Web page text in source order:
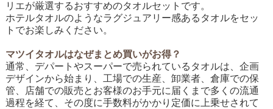
リエが厳選するおすすめのタオルセットです。
ホテルタオルのようなラグジュアリー感あるタオルをセッ
トでお楽しみください。
マツイタオルはなぜまとめ買いがお得？
通常、デパートやスーパーで売られているタオルは、企画
デザインから始まり、工場での生産、卸業者、倉庫での保
管、店舗での販売とお客様のお手元に届くまで多くの流通
過程を経て、その度に手数料がかかり定価に上乗せされて